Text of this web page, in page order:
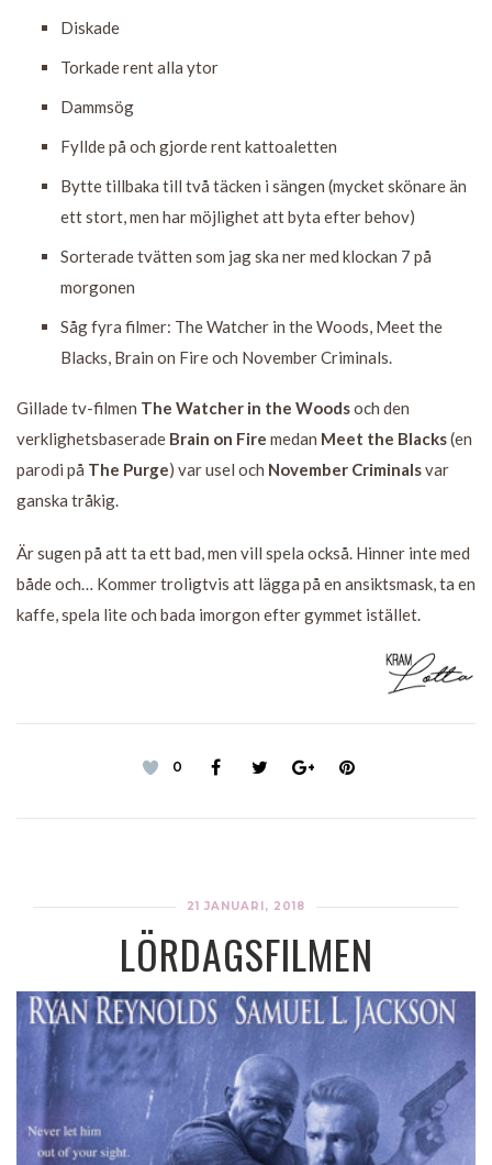
Diskade
Torkade rent alla ytor
Dammsög
Fyllde på och gjorde rent kattoaletten
Bytte tillbaka till två täcken i sängen (mycket skönare än
ett stort, men har möjlighet att byta efter behov)
Sorterade tvätten som jag ska ner med klockan 7 på
morgonen
Såg fyra filmer: The Watcher in the Woods, Meet the
Blacks, Brain on Fire och November Criminals.
Gillade tv-filmen The Watcher in the Woodsoch den
verklighetsbaserade Brain on Fire medan Meet the Blacks(en
parodi på The Purge) var usel och November Criminalsvar
ganska tråkig.
Är sugen på att ta ett bad, men vill spela också. Hinner inte med
både och… Kommer troligtvis att lägga på en ansiktsmask, ta en
kaffe, spela lite och bada imorgon efter gymmet istället.
0
21 JANUARI, 2018
LÖRDAGSFILMEN